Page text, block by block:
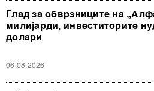
Глад за обврзниците на
милијарди, инвеститорите
долари
06.08.2026